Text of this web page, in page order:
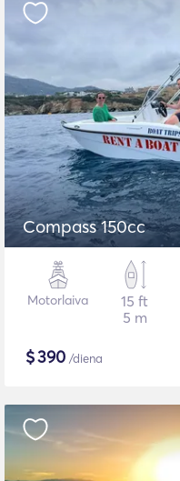
Compass 150cc
Motorlaiva
15 ft
5 m
$390 /diena